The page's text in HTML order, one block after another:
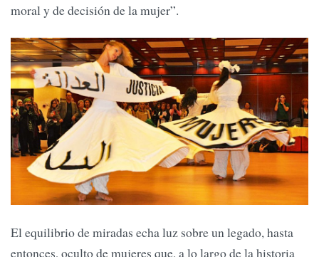
moral y de decisión de la mujer”.
El equilibrio de miradas echa luz sobre un legado, hasta
entonces, oculto de mujeres que, a lo largo de la historia